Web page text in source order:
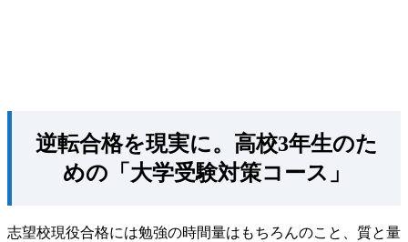
逆転合格を現実に。高校3年生のた
めの「大学受験対策コース」
志望校現役合格には勉強の時間量はもちろんのこと、質と量